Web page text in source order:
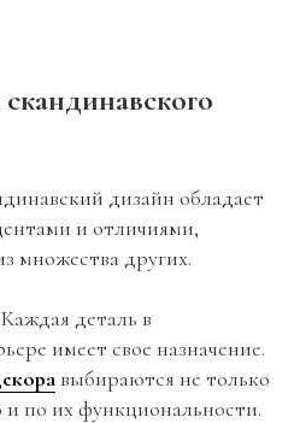
дизайн обладает
и отличиями,
множества других.
Каждая деталь в
имеет свое назначение.
выбираются не только
по их функциональности.